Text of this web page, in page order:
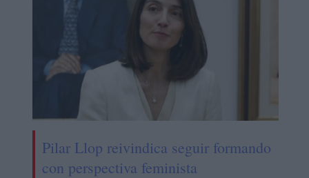
Pilar Llop reivindica seguir formando
con perspectiva feminista